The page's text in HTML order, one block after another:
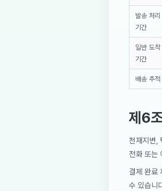
발송 처리
기간
일반 도착
기간
배송 추적
제6
천재지변,
전화 또는
결제 완료
수 있습니